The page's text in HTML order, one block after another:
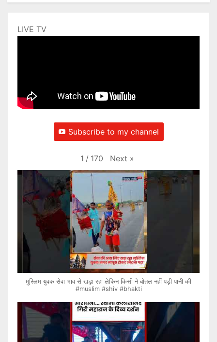
LIVE TV
Subscribe to my channel
1 / 170 Next »
मुस्लिम युवक सेवा भाव से खड़ा रहा लेकिन किसी ने बोतल नहीं पड़ी पानी की
#muslim #shiv #bhakti